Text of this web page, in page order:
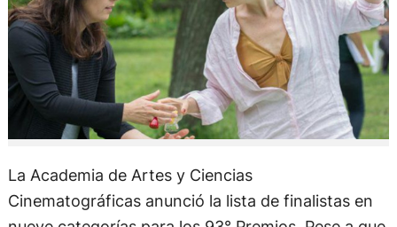
La Academia de Artes y Ciencias
Cinematográficas anunció la lista de finalistas en